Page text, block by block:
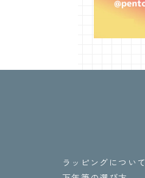
ラッピングについて